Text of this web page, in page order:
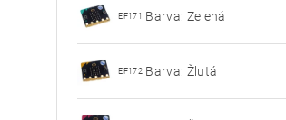
EF171 Barva: Zelená
EF172 Barva: Žlutá